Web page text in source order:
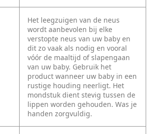
Het leegzuigen van de neus
wordt aanbevolen bij elke
verstopte neus van uw baby en
dit zo vaak als nodig en vooral
vóór de maaltijd of slapengaan
van uw baby. Gebruik het
product wanneer uw baby in een
rustige houding neerligt. Het
mondstuk dient stevig tussen de
lippen worden gehouden. Was je
handen zorgvuldig.